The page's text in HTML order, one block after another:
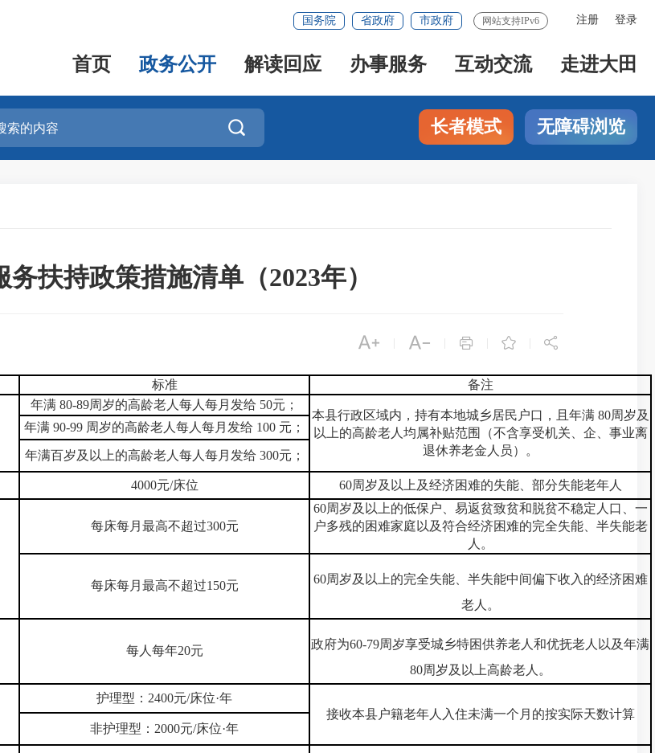
注册 登录
国务院 省政府 市政府 网站支持IPv6
首页 政务公开 解读回应 办事服务 互动交流 走进大田
 长者模式 无障碍浏览
扶持政策措施清单（2023年）
    
标准 备注
年满 80-89周岁的高龄老人每人每月发给 50元；
本县行政区域内，持有本地城乡居民户口，且年满 80周岁及
以上的高龄老人均属补贴范围（不含享受机关、企、事业离
退休养老金人员）。
年满 90-99 周岁的高龄老人每人每月发给 100 元；
年满百岁及以上的高龄老人每人每月发给 300元；
4000元/床位 60周岁及以上及经济困难的失能、部分失能老年人
每床每月最高不超过300元
60周岁及以上的低保户、易返贫致贫和脱贫不稳定人口、一
户多残的困难家庭以及符合经济困难的完全失能、半失能老
人。
每床每月最高不超过150元
60周岁及以上的完全失能、半失能中间偏下收入的经济困难
老人。
每人每年20元
政府为60-79周岁享受城乡特困供养老人和优抚老人以及年满
80周岁及以上高龄老人。
护理型：2400元/床位·年
接收本县户籍老年人入住未满一个月的按实际天数计算
非护理型：2000元/床位·年